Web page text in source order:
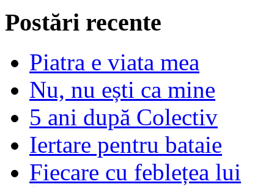
Postări recente
Piatra e viata mea
Nu, nu ești ca mine
5 ani după Colectiv
Iertare pentru bataie
Fiecare cu feblețea lui